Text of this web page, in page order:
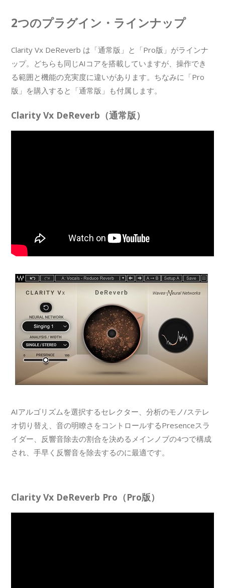
2つのプラグイン・ラインナップ
Clarity Vx DeReverb は「通常版」と「Pro版」がラインナ
ップ。どちらも同じAIコアを搭載していますが、操作でき
る範囲と機能の充実度に違いがあります。ちなみに「Pro
版」を購入すると「通常版」も付属します。
Clarity Vx DeReverb（通常版）
AIアルゴリズムを選択するセレクター、分析のモノ/ステレ
オ切り替え、音の明瞭さをコントロールするPresenceスラ
イダー、反響音除去の割合を決めるメインノブの4つで構成
され、手早く反響音を除去するのに最適です。
Clarity Vx DeReverb Pro（Pro版）